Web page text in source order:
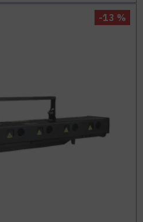
-13 %